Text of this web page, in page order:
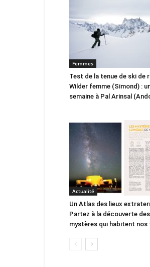
Femmes
Test de la tenue de ski de
Wilder femme (Simond) :
semaine à Pal Arinsal
Actualité
Un Atlas des lieux
Partez à la découverte des
mystères qui habitent nos